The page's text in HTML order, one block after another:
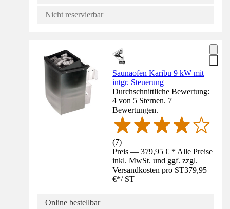
Nicht reservierbar
Saunaofen Karibu 9 kW mit
intgr. Steuerung
Durchschnittliche Bewertung:
4 von 5 Sternen. 7
Bewertungen.
(7)
Preis — 379,95 € * Alle Preise
inkl. MwSt. und ggf. zzgl.
Versandkosten pro ST379,95
€*/ ST
Online bestellbar